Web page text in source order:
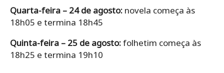
Quarta-feira – 24 de agosto: novela começa às
18h05 e termina 18h45
Quinta-feira – 25 de agosto:folhetim começa às
18h25 e termina 19h10